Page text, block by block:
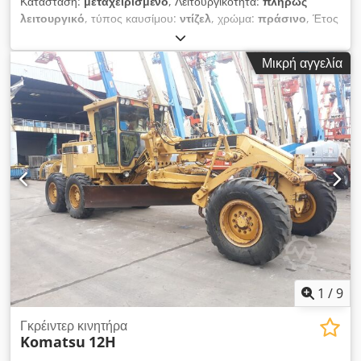
λειτουργικό, τύπος καυσίμου: ντίζελ, χρώμα: πράσινο, Έτος
, αριθμός μηχανήματος/οχήματος:
7GB01296, Περιγραφή προϊόντος Dedpfxeul U Epj Alyeck
Μεταχειρισμένος γκρέιντερ Cat Motor Κατασκευάζεται από την
CATERPILLAR Μοντέλο 130G λειτουργεί με κινητήρα ντίζελ Το
μηχάνημα πωλείται όπως είναι η κατάστασή του Παρακαλώ
επικοινωνήστε VIJAY JPN Industrial Trading Pte Ltd 13A
Pandan crescent, Σιγκαπούρη 128478
Μικρή αγγελία
1 /9
Γκρέιντερ κινητήρα
Komatsu 12H